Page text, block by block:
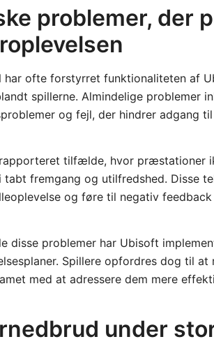
problemer, der
har ofte forstyrret funktionaliteten af
spillerne. Almindelige problemer
og fejl, der hindrer adgang
tilfælde, hvor præstationer
tabt fremgang og utilfredshed. Disse
og føre til negativ
disse problemer har Ubisoft
Spillere opfordres dog til
med at adressere dem mere
under